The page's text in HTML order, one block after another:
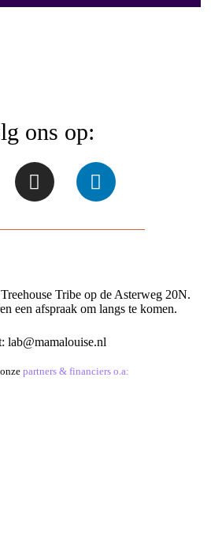
ons op:
Tribe op de Asterweg 20N.
een afspraak om langs te komen.
lab@mamalouise.nl
partners & financiers o.a: